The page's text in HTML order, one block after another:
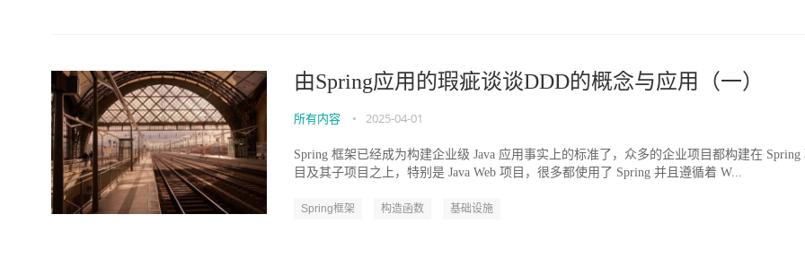
由Spring应用的瑕疵谈谈DDD的概念与应用（一）
所有内容 • 2025-04-01
Spring 框架已经成为构建企业级 Java 应用事实上的标准了，众多的企业项目都构建在 Spring
目及其子项目之上，特别是 Java Web 项目，很多都使用了 Spring 并且遵循着 W...
Spring框架 构造函数 基础设施